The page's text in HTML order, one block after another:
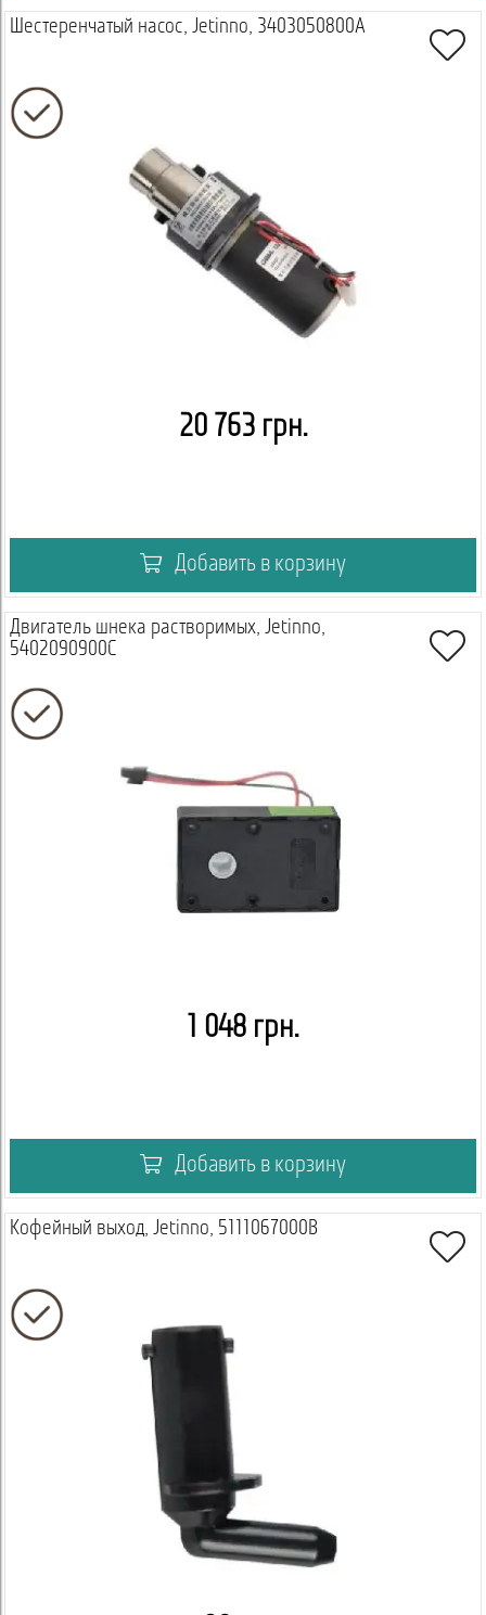
Шестеренчатый насос, Jetinno, 3403050800A
20 763 грн.
Добавить в корзину
Двигатель шнека растворимых, Jetinno,
5402090900C
1 048 грн.
Добавить в корзину
Кофейный выход, Jetinno, 5111067000B